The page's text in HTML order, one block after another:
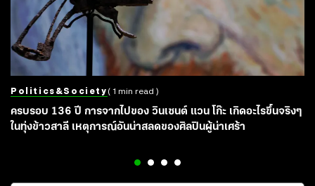
Politics&society ( 1 min read )
ครบรอบ 136 ปี การจากไปของ วินเซนต์ แวน โก๊ะ เกิดอะไรขึ้นจริงๆ
ในทุ่งข้าวสาลี เหตุการณ์อันน่าสลดของศิลปินผู้น่าเศร้า